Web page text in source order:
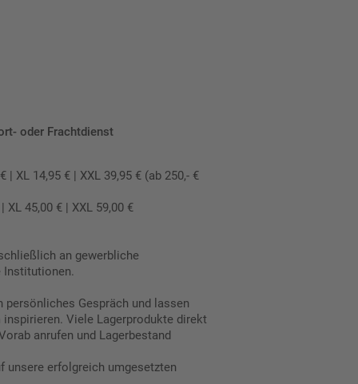
oder Frachtdienst
| XL 14,95 € | XXL 39,95 € (ab 250,- €
XL 45,00 € | XXL 59,00 €
an gewerbliche
Institutionen.
persönliches Gespräch und lassen
Viele Lagerprodukte direkt
anrufen und Lagerbestand
unsere erfolgreich umgesetzten